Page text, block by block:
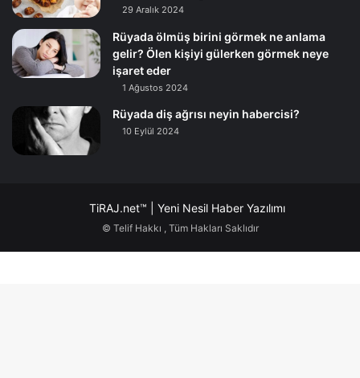
29 Aralık 2024
Rüyada ölmüş birini görmek ne anlama
gelir? Ölen kişiyi gülerken görmek neye
işaret eder
1 Ağustos 2024
Rüyada diş ağrısı neyin habercisi?
10 Eylül 2024
TiRAJ.net™ | Yeni Nesil Haber Yazılımı
© Telif Hakkı , Tüm Hakları Saklıdır